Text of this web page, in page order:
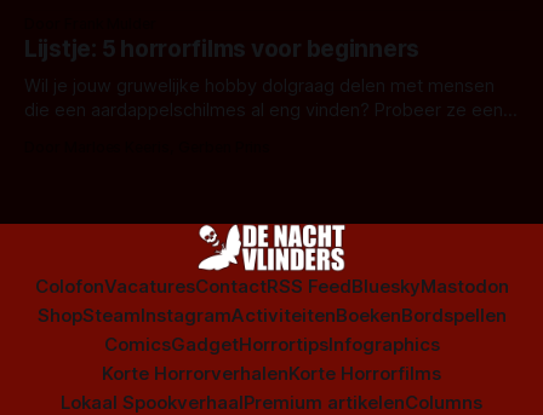
Amsterdamned of The Johnsons. Maar Nederlandse horror
is niet beperkt tot films. Hier een aantal Nederlandse tv-
series uit het duistere of horrorgenre. Als
Lijstje: 5 horrorfilms voor beginners
Wil je jouw gruwelijke hobby dolgraag delen met mensen
die een aardappelschilmes al eng vinden? Probeer ze eens
ColofonVacaturesContactRSS FeedBlueskyMastodon
ShopSteamInstagramActiviteitenBoekenBordspellen
ComicsGadgetHorrortipsInfographics
Korte HorrorverhalenKorte Horrorfilms
Lokaal SpookverhaalPremium artikelenColumns